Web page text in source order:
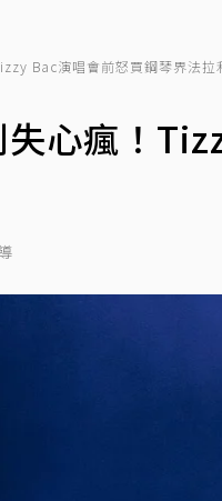
Bac演唱會前怒買鋼琴界法拉
心瘋！